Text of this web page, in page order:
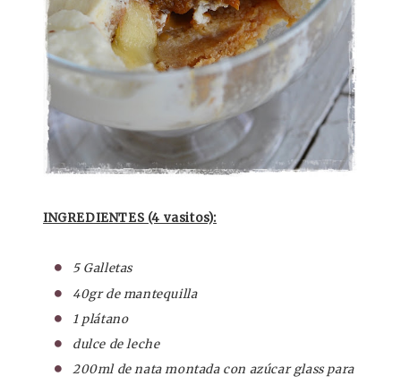
INGREDIENTES (4 vasitos):
5 Galletas
40gr de mantequilla
1 plátano
dulce de leche
200ml de nata montada con azúcar glass para